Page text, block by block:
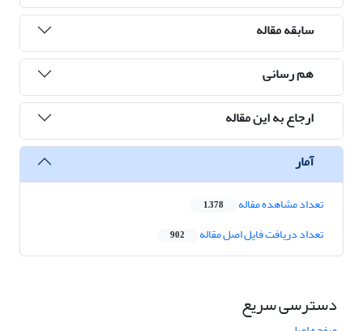
سابقه مقاله
هم رسانی
ارجاع به این مقاله
آمار
تعداد مشاهده مقاله 1,378
تعداد دریافت فایل اصل مقاله 902
دسترسی سریع